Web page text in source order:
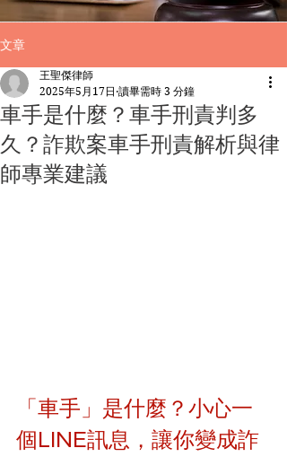
文章
車手是什麼？車手刑責判多
久？詐欺案車手刑責解析與律
師專業建議
王聖傑律師
2025年5月17日 讀畢需時 3 分鐘
「車手」是什麼？小心一
個LINE訊息，讓你變成詐